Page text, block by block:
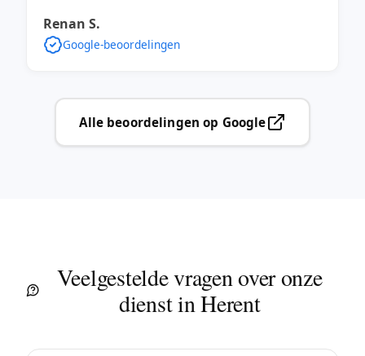
Renan S.
Google-beoordelingen
Alle beoordelingen op Google
Veelgestelde vragen over onze
dienst in Herent